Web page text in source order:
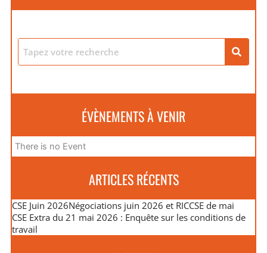
ÉVÈNEMENTS À VENIR
There is no Event
ARTICLES RÉCENTS
CSE Juin 2026Négociations juin 2026 et RICCSE de mai
CSE Extra du 21 mai 2026 : Enquête sur les conditions de
travail